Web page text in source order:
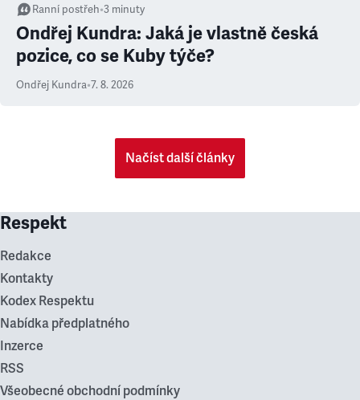
Ranní postřeh•3 minuty
Ondřej Kundra: Jaká je vlastně česká
pozice, co se Kuby týče?
Ondřej Kundra•7. 8. 2026
Načíst další články
Respekt
Redakce
Kontakty
Kodex Respektu
Nabídka předplatného
Inzerce
RSS
Všeobecné obchodní podmínky